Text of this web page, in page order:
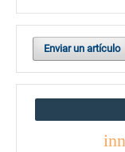
Enviar un artículo